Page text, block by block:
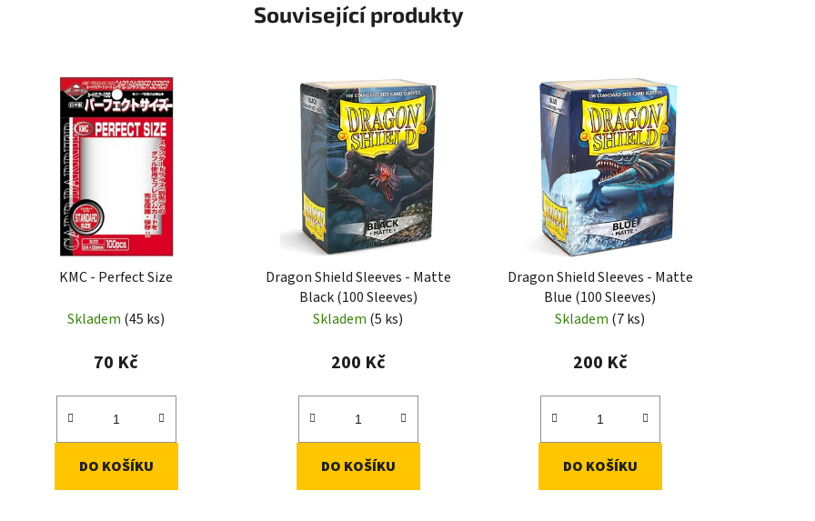
Související produkty
KMC - Perfect Size
Skladem (45 ks)
70 Kč
DO KOŠÍKU
Dragon Shield Sleeves - Matte
Black (100 Sleeves)
Skladem (5 ks)
200 Kč
DO KOŠÍKU
Dragon Shield Sleeves - Matte
Blue (100 Sleeves)
Skladem (7 ks)
200 Kč
DO KOŠÍKU